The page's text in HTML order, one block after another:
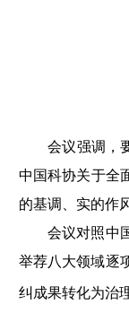
会议强调，要
中国科协关于全
的基调、实的作
会议对照中国
举荐八大领域逐
纠成果转化为治